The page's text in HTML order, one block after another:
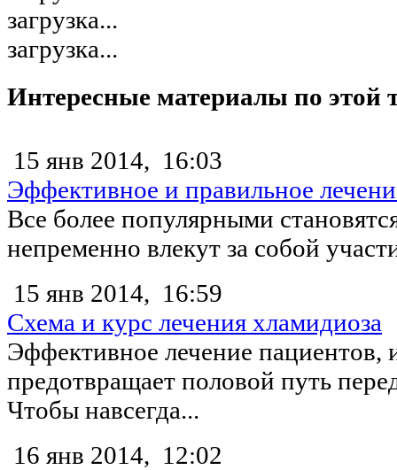
загрузка...
загрузка...
Интересные материалы по этой
15 янв 2014, 16:03
Эффективное и правильное
Все более популярными
непременно влекут за собой
15 янв 2014, 16:59
Схема и курс лечения хламидиоза
Эффективное лечение
предотвращает половой путь
Чтобы навсегда...
16 янв 2014, 12:02